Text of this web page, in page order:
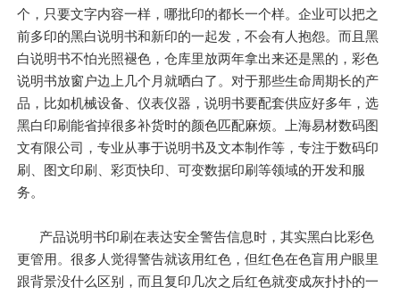
个，只要文字内容一样，哪批印的都长一个样。企业可以把之
前多印的黑白说明书和新印的一起发，不会有人抱怨。而且黑
白说明书不怕光照褪色，仓库里放两年拿出来还是黑的，彩色
说明书放窗户边上几个月就晒白了。对于那些生命周期长的产
品，比如机械设备、仪表仪器，说明书要配套供应好多年，选
黑白印刷能省掉很多补货时的颜色匹配麻烦。上海易材数码图
文有限公司，专业从事于说明书及文本制作等，专注于数码印
刷、图文印刷、彩页快印、可变数据印刷等领域的开发和服
务。
产品说明书印刷在表达安全警告信息时，其实黑白比彩色
更管用。很多人觉得警告就该用红色，但红色在色盲用户眼里
跟背景没什么区别，而且复印几次之后红色就变成灰扑扑的一